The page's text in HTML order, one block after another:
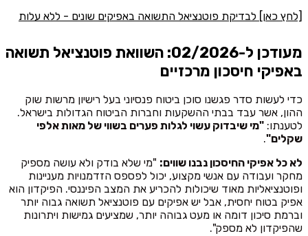
[לחץ כאן] לבדיקת פוטנציאל התשואה באפיקים שונים - ללא עלות
מעודכן ל-02/2026: השוואת פוטנציאל תשואה
באפיקי חיסכון מרכזיים
כדי לעשות סדר פגשנו סוכן ביטוח פנסיוני בעל רישיון מרשות שוק
ההון, אשר עבד בבתי ההשקעות וחברות הביטוח הגדולות בישראל.
לטענתו: "מי שיבדוק עשוי לגלות פערים בשווי של מאות אלפי
שקלים".
לא כל אפיקי החיסכון נבנו שווים: "מי שלא בודק ולא עושה מספיק
מחקר ועבודה עם אנשי מקצוע, יכול לפספס הזדמנויות מעניינות
ופוטנציאליות מאוד שיכולות להכריע את המצב הפיננסי. הפיקדון הוא
אפיק בטוח יחסית, אבל יש אפיקים עם פוטנציאל תשואה גבוה יותר
וברמת סיכון דומה או מעט גבוהה יותר, שמציעים גמישות ויתרונות
שהפיקדון לא מספק".